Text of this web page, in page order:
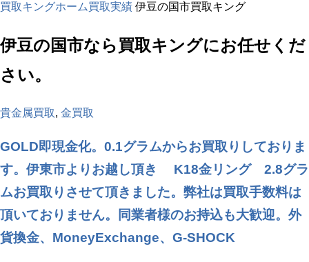
買取キングホーム買取実績 伊豆の国市買取キング
伊豆の国市なら買取キングにお任せくだ
さい。
貴金属買取, 金買取
GOLD即現金化。0.1グラムからお買取りしておりま
す。伊東市よりお越し頂き K18金リング 2.8グラ
ムお買取りさせて頂きました。弊社は買取手数料は
頂いておりません。同業者様のお持込も大歓迎。外
貨換金、MoneyExchange、G-SHOCK